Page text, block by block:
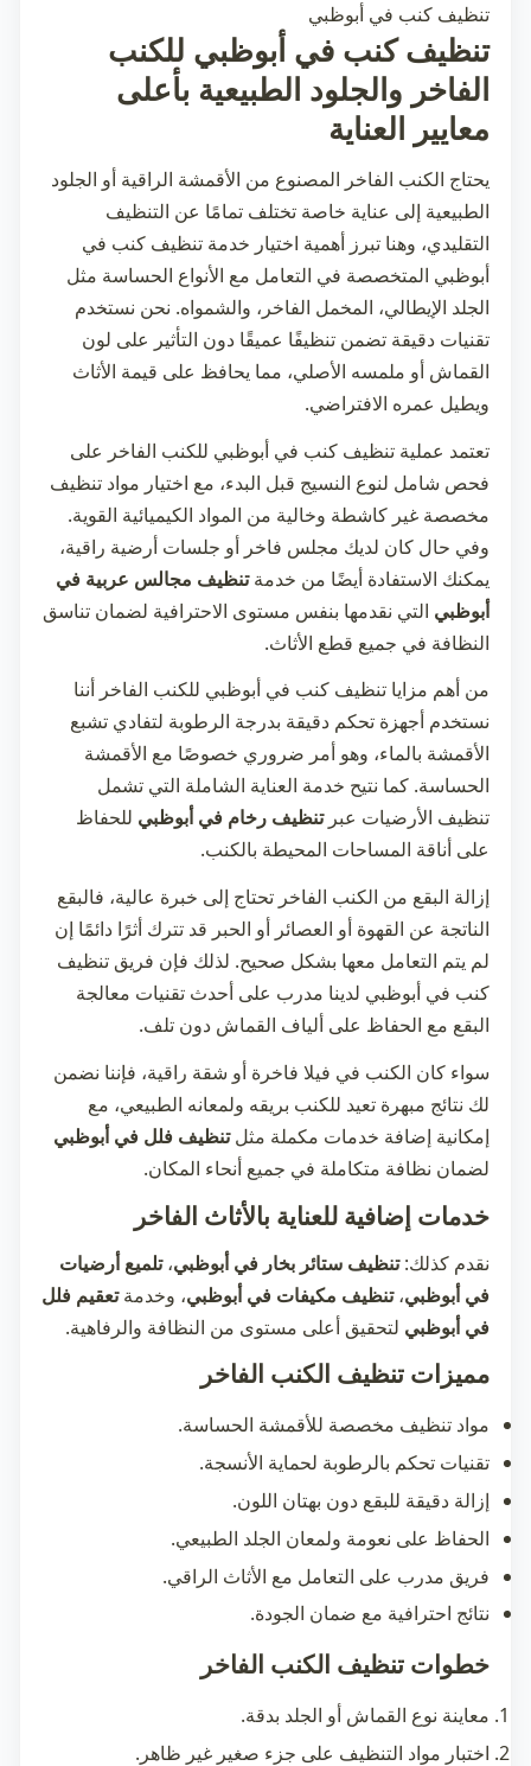
تنظيف كنب في أبوظبي
تنظيف كنب في أبوظبي للكنب
الفاخر والجلود الطبيعية بأعلى
معايير العناية
يحتاج الكنب الفاخر المصنوع من الأقمشة الراقية أو الجلود
الطبيعية إلى عناية خاصة تختلف تمامًا عن التنظيف
التقليدي، وهنا تبرز أهمية اختيار خدمة تنظيف كنب في
أبوظبي المتخصصة في التعامل مع الأنواع الحساسة مثل
الجلد الإيطالي، المخمل الفاخر، والشمواه. نحن نستخدم
تقنيات دقيقة تضمن تنظيفًا عميقًا دون التأثير على لون
القماش أو ملمسه الأصلي، مما يحافظ على قيمة الأثاث
ويطيل عمره الافتراضي.
تعتمد عملية تنظيف كنب في أبوظبي للكنب الفاخر على
فحص شامل لنوع النسيج قبل البدء، مع اختيار مواد تنظيف
مخصصة غير كاشطة وخالية من المواد الكيميائية القوية.
وفي حال كان لديك مجلس فاخر أو جلسات أرضية راقية،
يمكنك الاستفادة أيضًا من خدمةتنظيف مجالس عربية في
أبوظبي التي نقدمها بنفس مستوى الاحترافية لضمان تناسق
النظافة في جميع قطع الأثاث.
من أهم مزايا تنظيف كنب في أبوظبي للكنب الفاخر أننا
نستخدم أجهزة تحكم دقيقة بدرجة الرطوبة لتفادي تشبع
الأقمشة بالماء، وهو أمر ضروري خصوصًا مع الأقمشة
الحساسة. كما نتيح خدمة العناية الشاملة التي تشمل
تنظيف الأرضيات عبرتنظيف رخام في أبوظبي للحفاظ
على أناقة المساحات المحيطة بالكنب.
إزالة البقع من الكنب الفاخر تحتاج إلى خبرة عالية، فالبقع
الناتجة عن القهوة أو العصائر أو الحبر قد تترك أثرًا دائمًا إن
لم يتم التعامل معها بشكل صحيح. لذلك فإن فريق تنظيف
كنب في أبوظبي لدينا مدرب على أحدث تقنيات معالجة
البقع مع الحفاظ على ألياف القماش دون تلف.
سواء كان الكنب في فيلا فاخرة أو شقة راقية، فإننا نضمن
لك نتائج مبهرة تعيد للكنب بريقه ولمعانه الطبيعي، مع
إمكانية إضافة خدمات مكملة مثلتنظيف فلل في أبوظبي
لضمان نظافة متكاملة في جميع أنحاء المكان.
خدمات إضافية للعناية بالأثاث الفاخر
نقدم كذلك:تنظيف ستائر بخار في أبوظبي،تلميع أرضيات
في أبوظبي،تنظيف مكيفات في أبوظبي، وخدمةتعقيم فلل
في أبوظبي لتحقيق أعلى مستوى من النظافة والرفاهية.
مميزات تنظيف الكنب الفاخر
مواد تنظيف مخصصة للأقمشة الحساسة.
تقنيات تحكم بالرطوبة لحماية الأنسجة.
إزالة دقيقة للبقع دون بهتان اللون.
الحفاظ على نعومة ولمعان الجلد الطبيعي.
فريق مدرب على التعامل مع الأثاث الراقي.
نتائج احترافية مع ضمان الجودة.
خطوات تنظيف الكنب الفاخر
معاينة نوع القماش أو الجلد بدقة.
اختبار مواد التنظيف على جزء صغير غير ظاهر.